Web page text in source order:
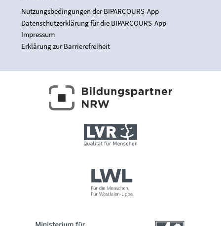
Nutzungsbedingungen der BIPARCOURS-App
Datenschutzerklärung für die BIPARCOURS-App
Impressum
Erklärung zur Barrierefreiheit